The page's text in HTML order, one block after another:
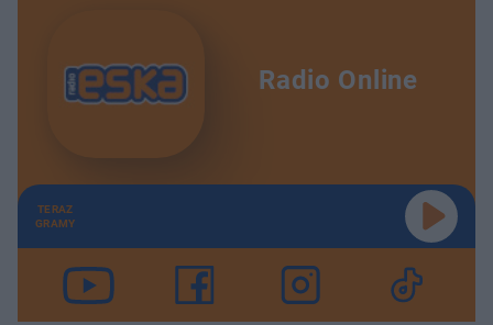
Radio Online
TERAZ
GRAMY